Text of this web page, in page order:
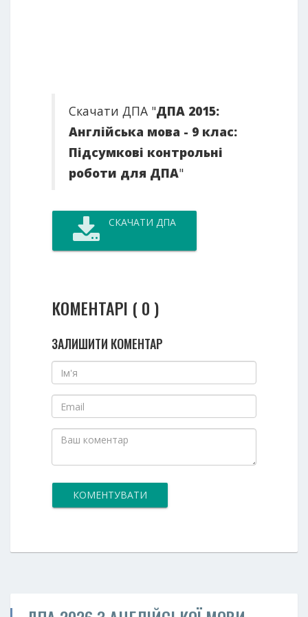
Скачати ДПА "ДПА 2015:
Англійська мова - 9 клас:
Підсумкові контрольні
роботи для ДПА"
СКАЧАТИ ДПА
КОМЕНТАРІ ( 0 )
ЗАЛИШИТИ КОМЕНТАР
КОМЕНТУВАТИ